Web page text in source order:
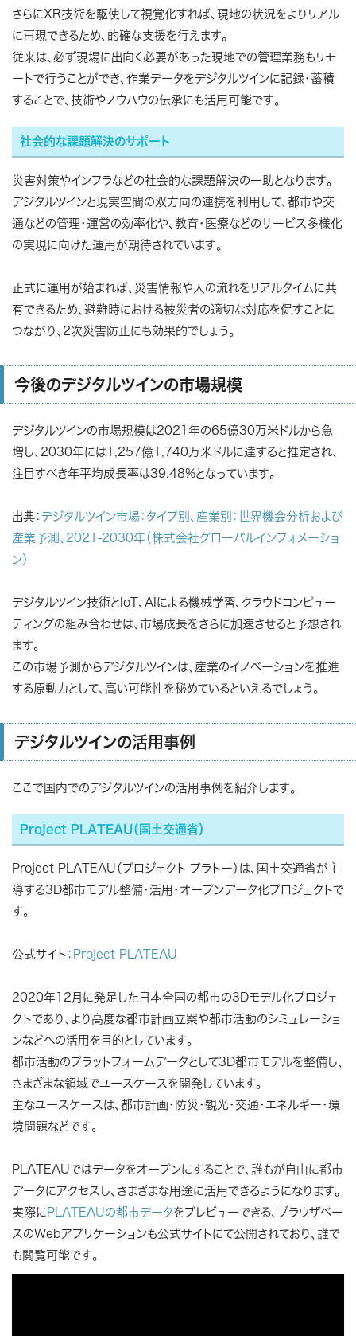
さらにXR技術を駆使して視覚化すれば、現地の状況をよりリアル
に再現できるため、的確な支援を行えます。
従来は、必ず現場に出向く必要があった現地での管理業務もリモ
ートで行うことができ、作業データをデジタルツインに記録・蓄積
することで、技術やノウハウの伝承にも活用可能です。
社会的な課題解決のサポート
災害対策やインフラなどの社会的な課題解決の一助となります。
デジタルツインと現実空間の双方向の連携を利用して、都市や交
通などの管理・運営の効率化や、教育・医療などのサービス多様化
の実現に向けた運用が期待されています。
正式に運用が始まれば、災害情報や人の流れをリアルタイムに共
有できるため、避難時における被災者の適切な対応を促すことに
つながり、2次災害防止にも効果的でしょう。
今後のデジタルツインの市場規模
デジタルツインの市場規模は2021年の65億30万米ドルから急
増し、 2030年には1,257億1,740万米ドルに達すると推定され、
注目すべき年平均成長率は39.48%となっています。
出典： デジタルツイン市場：タイプ別、産業別：世界機会分析および
産業予測、2021-2030年（株式会社グローバルインフォメーショ
ン）
デジタルツイン技術とIoT、AIによる機械学習、クラウドコンピュー
ティングの組み合わせは、市場成長をさらに加速させると予想され
ます。
この市場予測からデジタルツインは、産業のイノベーションを推進
する原動力として、高い可能性を秘めているといえるでしょう。
デジタルツインの活用事例
ここで国内でのデジタルツインの活用事例を紹介します。
Project PLATEAU（国土交通省）
Project PLATEAU（プロジェクト プラトー）は、国土交通省が主
導する3D都市モデル整備・活用・オープンデータ化プロジェクトで
す。
公式サイト： Project PLATEAU
2020年12月に発足した日本全国の都市の3Dモデル化プロジェ
クトであり、より高度な都市計画立案や都市活動のシミュレーショ
ンなどへの活用を目的としています。
都市活動のプラットフォームデータとして3D都市モデルを整備し、
さまざまな領域でユースケースを開発しています。
主なユースケースは、都市計画・防災・観光・交通・エネルギー・環
境問題などです。
PLATEAUではデータをオープンにすることで、誰もが自由に都市
データにアクセスし、さまざまな用途に活用できるようになります。
実際に PLATEAUの都市データをプレビューできる、ブラウザベー
スのWebアプリケーションも公式サイトにて公開されており、誰で
も閲覧可能です。